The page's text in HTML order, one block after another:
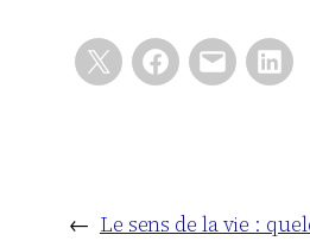
← Le sens de la vie :